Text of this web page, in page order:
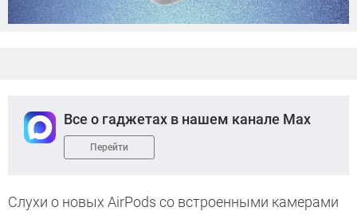
Все о гаджетах в нашем канале Max
Перейти
Слухи о новых AirPods со встроенными камерами